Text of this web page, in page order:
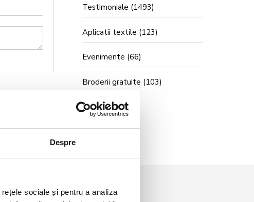
Despre
sociale și pentru a analiza
Testimoniale (1493)
Aplicatii textile (123)
Evenimente (66)
Broderii gratuite (103)